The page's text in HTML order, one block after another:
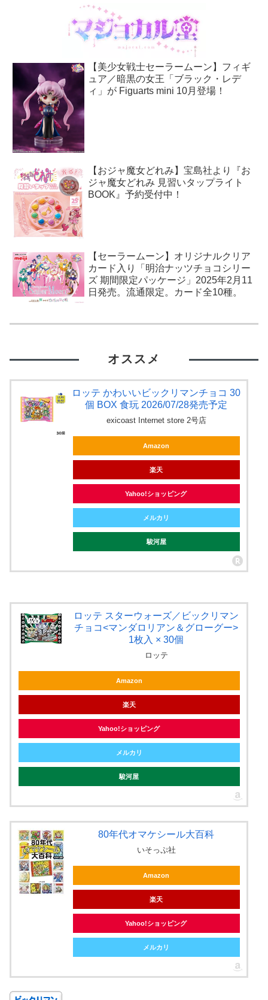
【美少女戦士セーラームーン】フィギ
ュア／暗黒の女王「ブラック・レデ
ィ」が Figuarts mini 10月登場！
【おジャ魔女どれみ】宝島社より『お
ジャ魔女どれみ 見習いタップライト
BOOK』予約受付中！
【セーラームーン】オリジナルクリア
カード入り「明治ナッツチョコシリー
ズ 期間限定パッケージ」2025年2月11
日発売。流通限定。カード全10種。
オススメ
ロッテ かわいいビックリマンチョコ 30
個 BOX 食玩 2026/07/28発売予定
exicoast Internet store 2号店
Amazon
楽天
Yahoo!ショッピング
メルカリ
駿河屋
ロッテ スターウォーズ／ビックリマン
チョコ<マンダロリアン＆グローグー>
1枚入 × 30個
ロッテ
Amazon
楽天
Yahoo!ショッピング
メルカリ
駿河屋
80年代オマケシール大百科
いそっぷ社
Amazon
楽天
Yahoo!ショッピング
メルカリ